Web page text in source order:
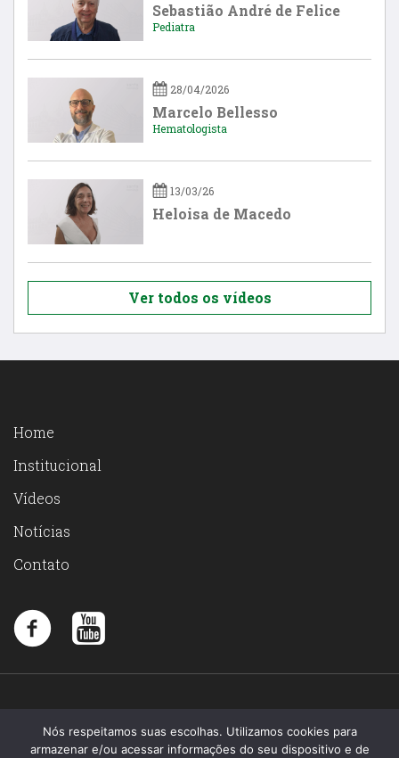
Sebastião André de Felice
Pediatra
28/04/2026
Marcelo Bellesso
Hematologista
13/03/26
Heloisa de Macedo
Ver todos os vídeos
Home
Institucional
Vídeos
Notícias
Contato
Nós respeitamos suas escolhas. Utilizamos cookies para
armazenar e/ou acessar informações do seu dispositivo e de